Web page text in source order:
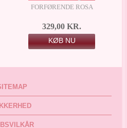
FORFØRENDE ROSA
329,00 KR.
KØB NU